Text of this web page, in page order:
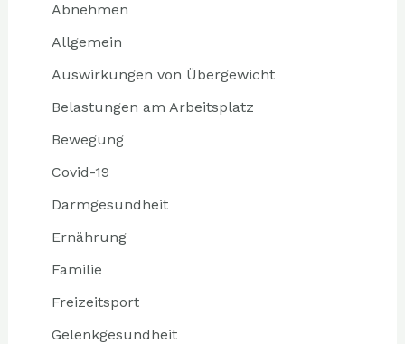
Abnehmen
Allgemein
Auswirkungen von Übergewicht
Belastungen am Arbeitsplatz
Bewegung
Covid-19
Darmgesundheit
Ernährung
Familie
Freizeitsport
Gelenkgesundheit